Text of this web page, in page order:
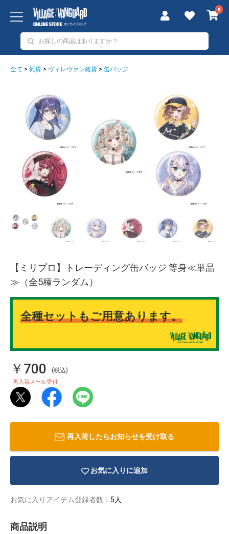
0
全て > 雑貨 > ヴィレヴァン雑貨 > 缶バッジ
【ミリプロ】トレーディング缶バッジ 等身≪単品
≫（全5種ランダム）
全種セットもご用意あります。
￥700 (税込)
再入荷メール受付
再入荷したらお知らせを受け取る
お気に入りに追加
お気に入りアイテム登録者数： 5人
商品説明